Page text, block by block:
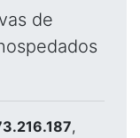
de
,